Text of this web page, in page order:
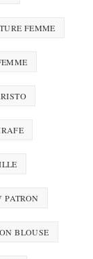
FEMME
PATRON
BLOUSE